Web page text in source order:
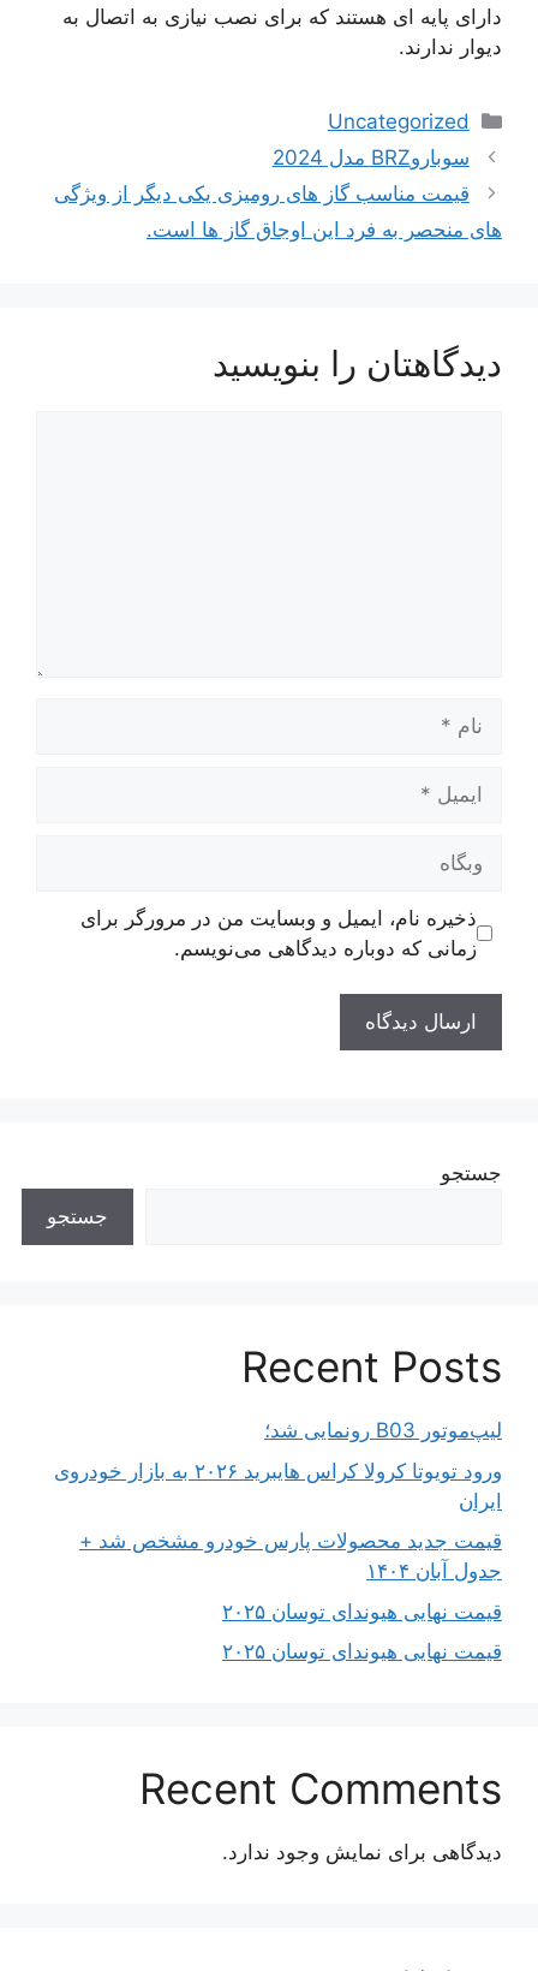
دارای پایه ای هستند که برای نصب نیازی به اتصال به
دیوار ندارند.
دسته‌ها
Uncategorized
ناوبری
نوشته‌ها
سوباروBRZ مدل 2024
قیمت مناسب گاز های رومیزی یکی دیگر از ویژگی
های منحصر به فرد این اوجاق گاز ها است.
دیدگاهتان را بنویسید
وبگاه
ذخیره نام، ایمیل و وبسایت من در مرورگر برای
زمانی که دوباره دیدگاهی می‌نویسم.
جستجو
جستجو
Recent Posts
لیپ‌موتور B03 رونمایی شد؛
ورود تویوتا کرولا کراس هایبرید ۲۰۲۶ به بازار خودروی
ایران
قیمت جدید محصولات پارس خودرو مشخص شد +
جدول آبان ۱۴۰۴
قیمت نهایی هیوندای توسان ۲۰۲۵
قیمت نهایی هیوندای توسان ۲۰۲۵
Recent Comments
دیدگاهی برای نمایش وجود ندارد.